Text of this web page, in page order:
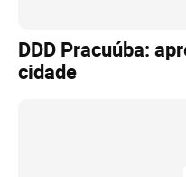
DDD Pracuúba:
cidade